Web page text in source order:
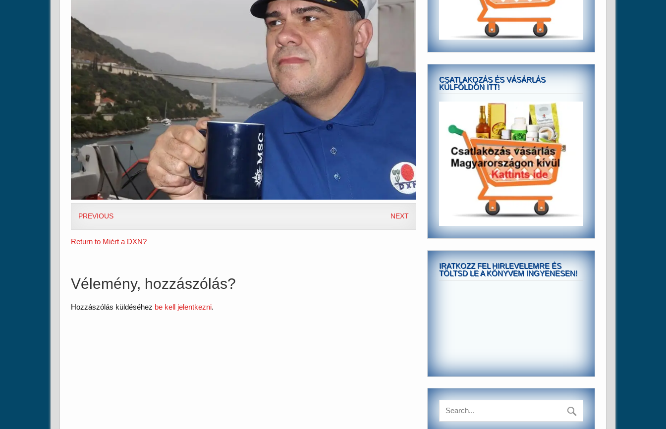
PREVIOUS NEXT
Return to Miért a DXN?
Vélemény, hozzászólás?
Hozzászólás küldéséhez be kell jelentkezni.
CSATLAKOZÁS ÉS VÁSÁRLÁS
KÜLFÖLDÖN ITT!
IRATKOZZ FEL HIRLEVELEMRE ÉS
TÖLTSD LE A KÖNYVEM INGYENESEN!